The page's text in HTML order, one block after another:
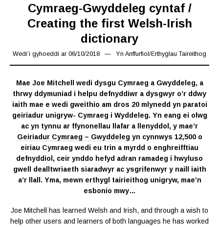
Cymraeg-Gwyddeleg cyntaf /
Creating the first Welsh-Irish
dictionary
Wedi’i gyhoeddi ar 06/10/2018 01/07/2019
Yn Anffurfiol/Erthyglau Taireithog
Mae Joe Mitchell wedi dysgu Cymraeg a Gwyddeleg, a
thrwy ddymuniad i helpu defnyddiwr a dysgwyr o’r ddwy
iaith mae e wedi gweithio am dros 20 mlynedd yn paratoi
geiriadur unigryw- Cymraeg i Wyddeleg. Yn eang ei olwg
ac yn tynnu ar ffynonellau llafar a llenyddol, y mae’r
Geiriadur Cymraeg – Gwyddeleg yn cynnwys 12,500 o
eiriau Cymraeg wedi eu trin a myrdd o enghreifftiau
defnyddiol, ceir ynddo hefyd adran ramadeg i hwyluso
gwell dealltwriaeth siaradwyr ac ysgrifenwyr y naill iaith
a’r llall. Yma, mewn erthygl tairieithog unigryw, mae’n
esbonio mwy…
Joe Mitchell has learned Welsh and Irish, and through a wish to
help other users and learners of both languages he has worked